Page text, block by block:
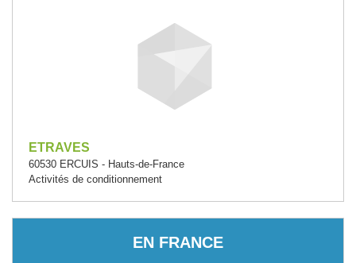
ETRAVES
60530 ERCUIS - Hauts-de-France
Activités de conditionnement
EN FRANCE